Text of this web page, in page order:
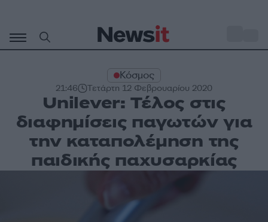
περιεχόμενο
Κόσμος
21:46 Τετάρτη 12 Φεβρουαρίου 2020
Unilever: Τέλος στις
διαφημίσεις παγωτών για
την καταπολέμηση της
παιδικής παχυσαρκίας